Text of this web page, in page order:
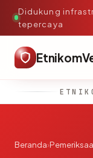
Didukung
tepercaya
Beranda›